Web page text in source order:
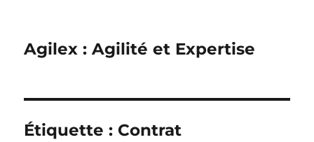
Agilex : Agilité et Expertise
Étiquette : Contrat